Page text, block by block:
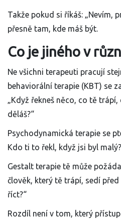
Takže pokud si říkáš: „Nevím,
přesně tam, kde máš být.
Co je jiného v
Ne všichni terapeuti pracují
behaviorální terapie (KBT) se
„Když řekneš něco, co tě trápí,
děláš?“
Psychodynamická terapie se
Kdo ti to řekl, když jsi byl
Gestalt terapie tě může
člověk, který tě trápí, sedí
říct?“
Rozdíl není v tom, který